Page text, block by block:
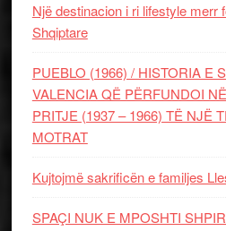
Një destinacion i ri lifestyle merr
Shqiptare
PUEBLO (1966) / HISTORIA E
VALENCIA QË PËRFUNDOI
PRITJE (1937 – 1966) TË NJË
MOTRAT
Kujtojmë sakrificën e familjes
SPAÇI NUK E MPOSHTI